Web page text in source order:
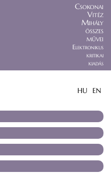
Csokonai
Vitéz
Mihály
összes
művei
Elektronikus
kritikai
kiadás
HU EN